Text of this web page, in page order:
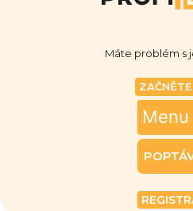
Máte problém s